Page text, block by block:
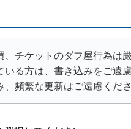
チケットのダフ屋行為は
る方は、書き込みをご遠慮
頻繁な更新はご遠慮くださ